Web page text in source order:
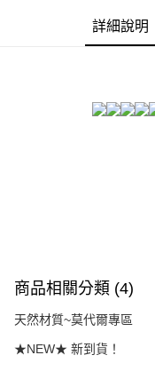
※ 請注意：結帳手續完成
購買商品的店家。未經商家
※ 交易是否成功請以「
是否繳費成功／繳費後需取
客戶支援中心」https://
易，需依本服務之必要範
４．使用「AFTEE先享後
時審查核予不同之上限額
請求用戶進行身份認證。
恩沛科技股份有限公司將有
每筆NT$80，滿
每筆NT$80，滿
詳細說明
商品相關分類 (4)
天然材質~莫代爾專區
★NEW★ 新到貨！